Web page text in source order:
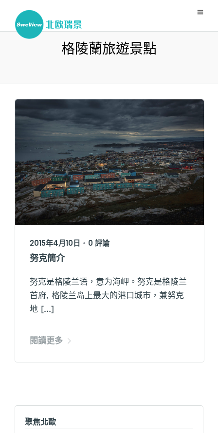
格陵蘭旅遊景點
2015年4月10日 • 0 評論
努克簡介
努克是格陵兰语，意为海岬。努克是格陵兰
首府, 格陵兰岛上最大的港口城市，兼努克
地 […]
閱讀更多
聚焦北歐